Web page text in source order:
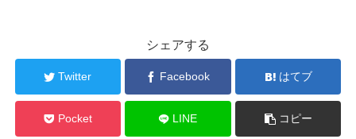
シェアする
Twitter Facebook はてブ
Pocket LINE コピー